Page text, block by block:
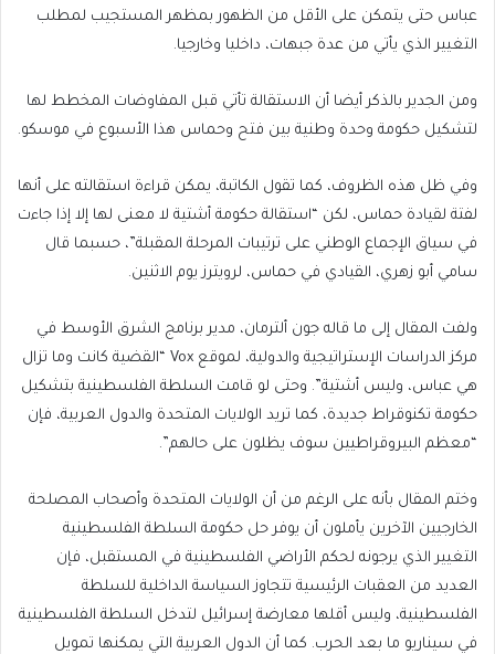
عباس حتى يتمكن على الأقل من الظهور بمظهر المستجيب لمطلب
التغيير الذي يأتي من عدة جبهات، داخليا وخارجيا.
ومن الجدير بالذكر أيضا أن الاستقالة تأتي قبل المفاوضات المخطط لها
لتشكيل حكومة وحدة وطنية بين فتح وحماس هذا الأسبوع في موسكو.
وفي ظل هذه الظروف، كما تقول الكاتبة، يمكن قراءة استقالته على أنها
لفتة لقيادة حماس، لكن “استقالة حكومة أشتية لا معنى لها إلا إذا جاءت
في سياق الإجماع الوطني على ترتيبات المرحلة المقبلة”، حسبما قال
سامي أبو زهري، القيادي في حماس، لرويترز يوم الاثنين.
ولفت المقال إلى ما قاله جون ألترمان، مدير برنامج الشرق الأوسط في
مركز الدراسات الإستراتيجية والدولية، لموقع Vox “القضية كانت وما تزال
هي عباس، وليس أشتية”. وحتى لو قامت السلطة الفلسطينية بتشكيل
حكومة تكنوقراط جديدة، كما تريد الولايات المتحدة والدول العربية، فإن
“معظم البيروقراطيين سوف يظلون على حالهم”.
وختم المقال بأنه على الرغم من أن الولايات المتحدة وأصحاب المصلحة
الخارجيين الآخرين يأملون أن يوفر حل حكومة السلطة الفلسطينية
التغيير الذي يرجونه لحكم الأراضي الفلسطينية في المستقبل، فإن
العديد من العقبات الرئيسية تتجاوز السياسة الداخلية للسلطة
الفلسطينية، وليس أقلها معارضة إسرائيل لتدخل السلطة الفلسطينية
في سيناريو ما بعد الحرب. كما أن الدول العربية التي يمكنها تمويل